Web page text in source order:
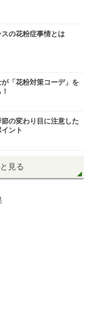
終了へ 東京の飛散量
の花粉症事情とは
「花粉対策コーデ」を
の変わり目に注意した
ント
見る